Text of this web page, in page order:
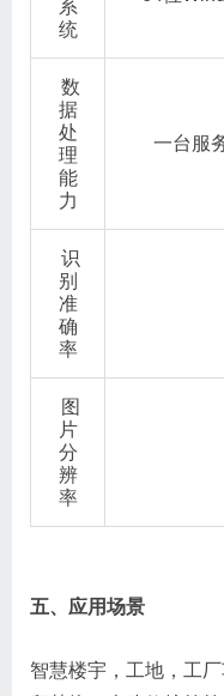
系
统
数
据
处
理
能
力
一台服
识
别
准
确
率
图
片
分
辨
率
五、应用场景
智慧楼宇，工地，工